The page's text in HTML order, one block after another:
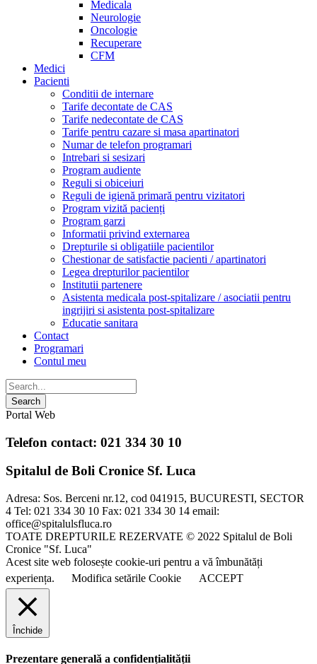
Medicala
Neurologie
Oncologie
Recuperare
CFM
Medici
Pacienti
Conditii de internare
Tarife decontate de CAS
Tarife nedecontate de CAS
Tarife pentru cazare si masa apartinatori
Numar de telefon programari
Intrebari si sesizari
Program audiente
Reguli si obiceiuri
Reguli de igienă primară pentru vizitatori
Program vizită pacienți
Program garzi
Informatii privind externarea
Drepturile si obligatiile pacientilor
Chestionar de satisfactie pacienti / apartinatori
Legea drepturilor pacientilor
Institutii partenere
Asistenta medicala post-spitalizare / asociatii pentru
ingrijiri si asistenta post-spitalizare
Educatie sanitara
Contact
Programari
Contul meu
Portal Web
Telefon contact: 021 334 30 10
Spitalul de Boli Cronice Sf. Luca
Adresa: Sos. Berceni nr.12, cod 041915, BUCURESTI, SECTOR
4 Tel: 021 334 30 10 Fax: 021 334 30 14 email:
office@spitalulsfluca.ro
TOATE DREPTURILE REZERVATE © 2022 Spitalul de Boli
Cronice "Sf. Luca"
Acest site web folosește cookie-uri pentru a vă îmbunătăți
experiența.
Modifica setările Cookie ACCEPT
Închide
Prezentare generală a confidențialității